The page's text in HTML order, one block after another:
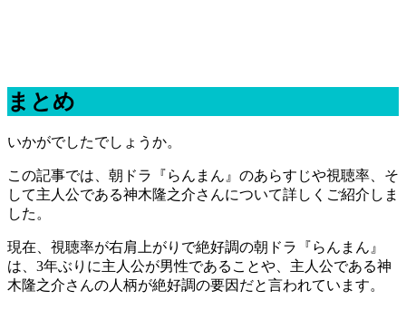
まとめ
いかがでしたでしょうか。
この記事では、朝ドラ『らんまん』のあらすじや視聴率、そ
して主人公である神木隆之介さんについて詳しくご紹介しま
した。
現在、視聴率が右肩上がりで絶好調の朝ドラ『らんまん』
は、3年ぶりに主人公が男性であることや、主人公である神
木隆之介さんの人柄が絶好調の要因だと言われています。